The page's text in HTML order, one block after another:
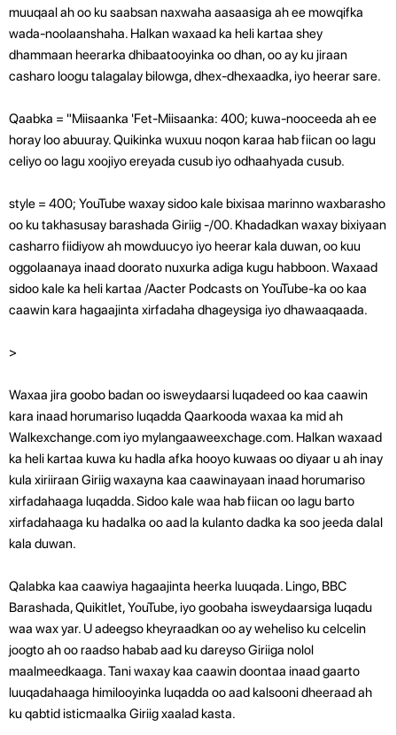
muuqaal ah oo ku saabsan naxwaha aasaasiga ah ee mowqifka
wada-noolaanshaha. Halkan waxaad ka heli kartaa shey
dhammaan heerarka dhibaatooyinka oo dhan, oo ay ku jiraan
casharo loogu talagalay bilowga, dhex-dhexaadka, iyo heerar sare.
Qaabka = "Miisaanka 'Fet-Miisaanka: 400; kuwa-nooceeda ah ee
horay loo abuuray. Quikinka wuxuu noqon karaa hab fiican oo lagu
celiyo oo lagu xoojiyo ereyada cusub iyo odhaahyada cusub.
style = 400; YouTube waxay sidoo kale bixisaa marinno waxbarasho
oo ku takhasusay barashada Giriig -/00. Khadadkan waxay bixiyaan
casharro fiidiyow ah mowduucyo iyo heerar kala duwan, oo kuu
oggolaanaya inaad doorato nuxurka adiga kugu habboon. Waxaad
sidoo kale ka heli kartaa /Aacter Podcasts on YouTube-ka oo kaa
caawin kara hagaajinta xirfadaha dhageysiga iyo dhawaaqaada.
>
Waxaa jira goobo badan oo isweydaarsi luqadeed oo kaa caawin
kara inaad horumariso luqadda Qaarkooda waxaa ka mid ah
Walkexchange.com iyo mylangaaweexchage.com. Halkan waxaad
ka heli kartaa kuwa ku hadla afka hooyo kuwaas oo diyaar u ah inay
kula xiriiraan Giriig waxayna kaa caawinayaan inaad horumariso
xirfadahaaga luqadda. Sidoo kale waa hab fiican oo lagu barto
xirfadahaaga ku hadalka oo aad la kulanto dadka ka soo jeeda dalal
kala duwan.
Qalabka kaa caawiya hagaajinta heerka luuqada. Lingo, BBC
Barashada, Quikitlet, YouTube, iyo goobaha isweydaarsiga luqadu
waa wax yar. U adeegso kheyraadkan oo ay weheliso ku celcelin
joogto ah oo raadso habab aad ku dareyso Giriiga nolol
maalmeedkaaga. Tani waxay kaa caawin doontaa inaad gaarto
luuqadahaaga himilooyinka luqadda oo aad kalsooni dheeraad ah
ku qabtid isticmaalka Giriig xaalad kasta.